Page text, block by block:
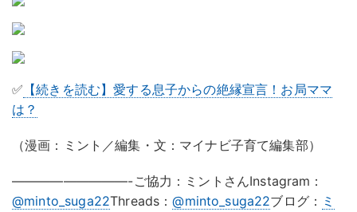
✅ 【続きを読む】愛する息子からの絶縁宣言！お局ママ
は？
（漫画：ミント／編集・文：マイナビ子育て編集部）
—————————-ご協力：ミントさんInstagram：
@minto_suga22Threads：@minto_suga22ブログ： ミ